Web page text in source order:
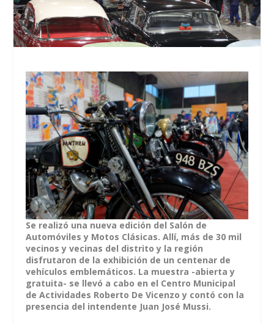
Se realizó una nueva edición del Salón de
Automóviles y Motos Clásicas. Allí, más de 30 mil
vecinos y vecinas del distrito y la región
disfrutaron de la exhibición de un centenar de
vehículos emblemáticos. La muestra -abierta y
gratuita- se llevó a cabo en el Centro Municipal
de Actividades Roberto De Vicenzo y contó con la
presencia del intendente Juan José Mussi.